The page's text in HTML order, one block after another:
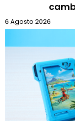
6 Agosto 2026